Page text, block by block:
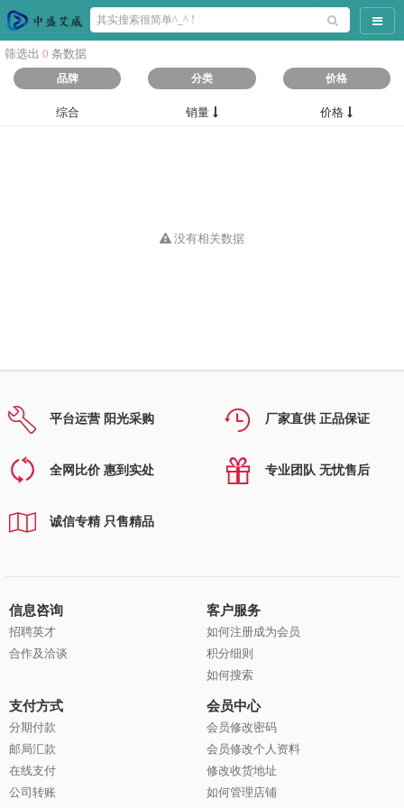
导航
筛选出 0 条数据
品牌 分类 价格
综合 销量 价格
没有相关数据
平台运营 阳光采购 厂家直供 正品保证
全网比价 惠到实处 专业团队 无忧售后
诚信专精 只售精品
信息咨询
招聘英才
合作及洽谈
客户服务
如何注册成为会员
积分细则
如何搜索
支付方式
分期付款
邮局汇款
在线支付
公司转账
会员中心
会员修改密码
会员修改个人资料
修改收货地址
如何管理店铺